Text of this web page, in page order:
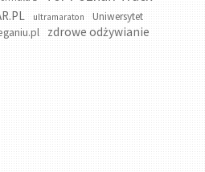
ultramaraton
Uniwersytet
zdrowe odżywianie